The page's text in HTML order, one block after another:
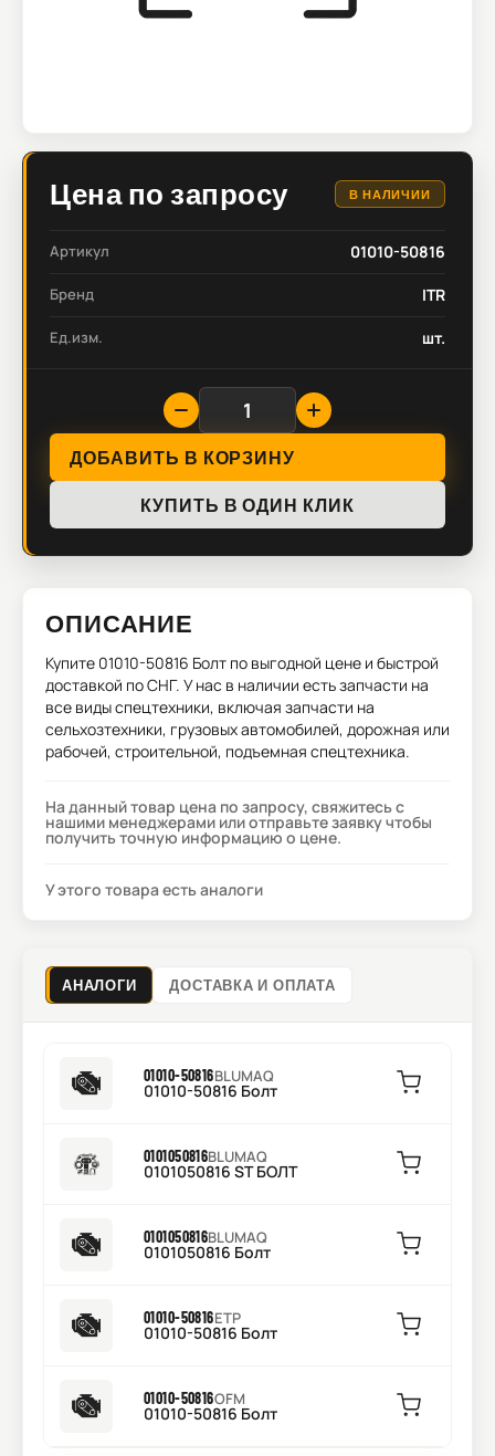
Цена по запросу В НАЛИЧИИ
Артикул 01010-50816
Бренд ITR
Ед.изм. шт.
ДОБАВИТЬ В КОРЗИНУ
КУПИТЬ В ОДИН КЛИК
ОПИСАНИЕ
Купите 01010-50816 Болт по выгодной цене и быстрой
доставкой по СНГ. У нас в наличии есть запчасти на
все виды спецтехники, включая запчасти на
сельхозтехники, грузовых автомобилей, дорожная или
рабочей, строительной, подъемная спецтехника.
На данный товар цена по запросу, свяжитесь с
нашими менеджерами или отправьте заявку чтобы
получить точную информацию о цене.
У этого товара есть аналоги
АНАЛОГИ ДОСТАВКА И ОПЛАТА
01010-50816BLUMAQ
01010-50816 Болт
0101050816BLUMAQ
0101050816 ST БОЛТ
0101050816BLUMAQ
0101050816 Болт
01010-50816ETP
01010-50816 Болт
01010-50816OFM
01010-50816 Болт